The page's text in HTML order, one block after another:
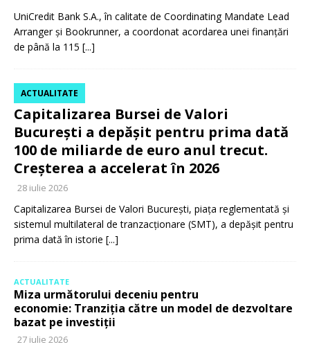
UniCredit Bank S.A., în calitate de Coordinating Mandate Lead
Arranger și Bookrunner, a coordonat acordarea unei finanțări
de până la 115 [...]
Capitalizarea Bursei de Valori
București a depășit pentru prima dată
100 de miliarde de euro anul trecut.
Creșterea a accelerat în 2026
ACTUALITATE
28 iulie 2026
Capitalizarea Bursei de Valori București, piața reglementată și
sistemul multilateral de tranzacționare (SMT), a depășit pentru
prima dată în istorie [...]
ACTUALITATE
Miza următorului deceniu pentru
economie: Tranziția către un model de dezvoltare
bazat pe investiții
27 iulie 2026